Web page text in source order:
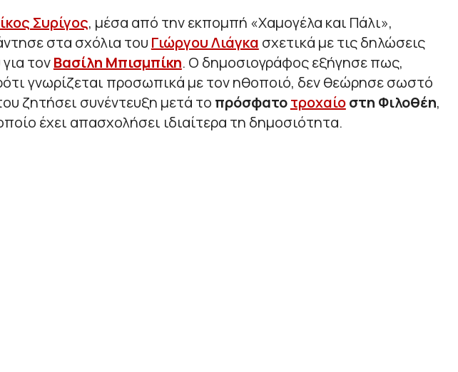
Συρίγος, μέσα από την εκπομπή «Χαμογέλα και Πάλι»,
στα σχόλια του Γιώργου Λιάγκα σχετικά με τις δηλώσεις
τονΒασίλη Μπισμπίκη. Ο δημοσιογράφος εξήγησε πως,
γνωρίζεται προσωπικά με τον ηθοποιό, δεν θεώρησε σωστό
ζητήσει συνέντευξη μετά το πρόσφατοτροχαίοστη Φιλοθέη,
έχει απασχολήσει ιδιαίτερα τη δημοσιότητα.